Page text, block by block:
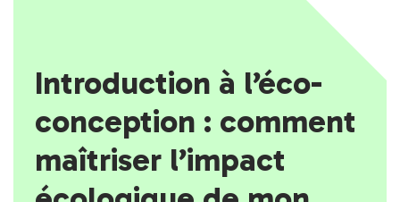
Introduction à l’éco-
conception : comment
maîtriser l’impact